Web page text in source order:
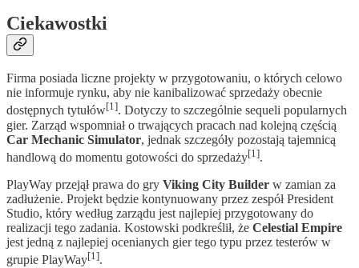
Ciekawostki
Firma posiada liczne projekty w przygotowaniu, o których celowo
nie informuje rynku, aby nie kanibalizować sprzedaży obecnie
dostępnych tytułów[1]. Dotyczy to szczególnie sequeli popularnych
gier. Zarząd wspomniał o trwających pracach nad kolejną częścią
Car Mechanic Simulator, jednak szczegóły pozostają tajemnicą
handlową do momentu gotowości do sprzedaży[1].
PlayWay przejął prawa do gry Viking City Builder w zamian za
zadłużenie. Projekt będzie kontynuowany przez zespół President
Studio, który według zarządu jest najlepiej przygotowany do
realizacji tego zadania. Kostowski podkreślił, że Celestial Empire
jest jedną z najlepiej ocenianych gier tego typu przez testerów w
grupie PlayWay[1].